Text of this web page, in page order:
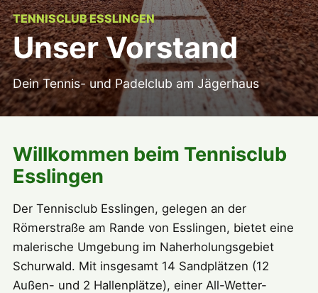
TENNISCLUB ESSLINGEN
Unser Vorstand
Dein Tennis- und Padelclub am Jägerhaus
Willkommen beim Tennisclub
Esslingen
Der Tennisclub Esslingen, gelegen an der
Römerstraße am Rande von Esslingen, bietet eine
malerische Umgebung im Naherholungsgebiet
Schurwald. Mit insgesamt 14 Sandplätzen (12
Außen- und 2 Hallenplätze), einer All-Wetter-